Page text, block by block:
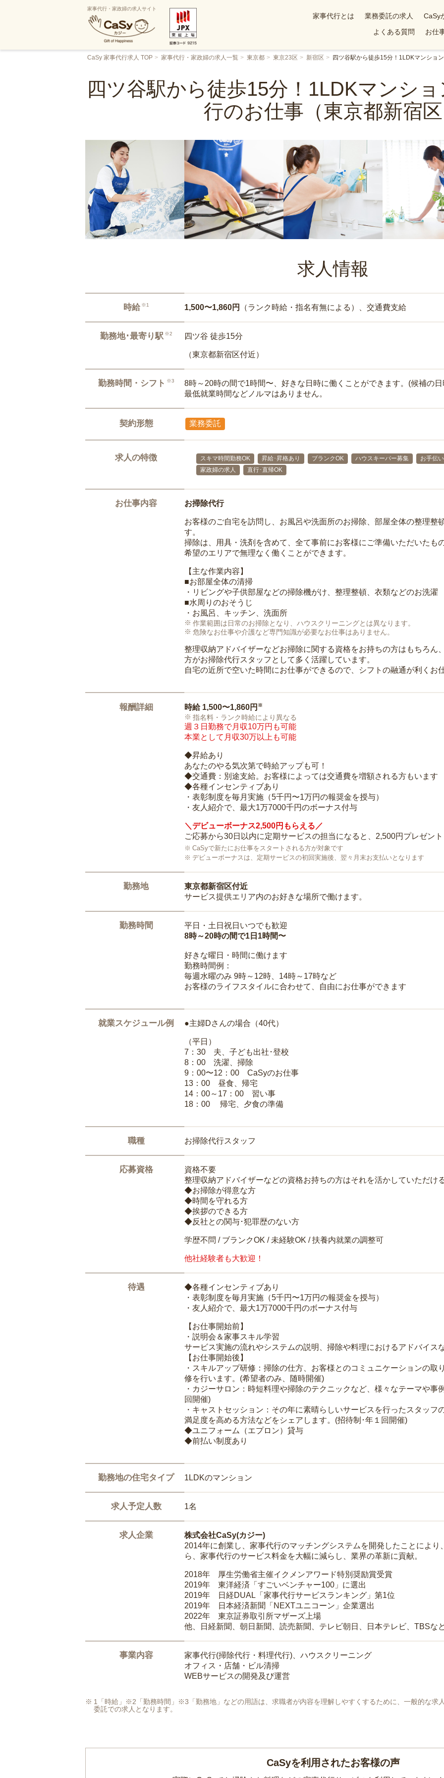
家事代行・家政婦の求人サイト
家事代行とは 業務委託の求人 CaSy
よくある質問
お仕
CaSy 家事代行求人 TOP 家事代行・家政婦の求人一覧 東京都 東京23区 新宿区 四ツ谷駅から徒歩15分！1LDKマンショ
四ツ谷駅から徒歩15分！1LDKマンシ
行のお仕事（東京都新宿区
求人情報
時給 ※1 1,500〜1,860円 （ランク時給・指名有無による）、交通費支給
勤務地･最寄り駅 ※2 四ツ谷 徒歩15分
（東京都新宿区付近）
勤務時間・シフト ※3
8時～20時の間で1時間〜、好きな日時に働くことができます。(候補の
最低就業時間などノルマはありません。
契約形態 業務委託
求人の特徴 スキマ時間勤務OK 昇給･昇格あり ブランクOK ハウスキーパー募集 お手伝
家政婦の求人
直行･直帰OK
お仕事内容 お掃除代行
お客様のご自宅を訪問し、お風呂や洗面所のお掃除、部屋全体の整理整
す。
掃除は、用具・洗剤を含めて、全て事前にお客様にご準備いただいたも
希望のエリアで無理なく働くことができます。
【主な作業内容】
■お部屋全体の清掃
・リビングや子供部屋などの掃除機がけ、整理整頓、衣類などのお洗濯
■水周りのおそうじ
・お風呂、キッチン、洗面所
作業範囲は日常のお掃除となり、ハウスクリーニングとは異なります。
危険なお仕事や介護など専門知識が必要なお仕事はありません。
整理収納アドバイザーなどお掃除に関する資格をお持ちの方はもちろん
方がお掃除代行スタッフとして多く活躍しています。
自宅の近所で空いた時間にお仕事ができるので、シフトの融通が利くお
報酬詳細 時給 1,500〜1,860円 ※
指名料・ランク時給により異なる
週３日勤務で月収10万円も可能
本業として月収30万以上も可能
◆昇給あり
あなたのやる気次第で時給アップも可！
◆交通費：別途支給。お客様によっては交通費を増額される方もいます
◆各種インセンティブあり
・表彰制度を毎月実施（5千円〜1万円の報奨金を授与）
・友人紹介で、最大1万7000千円のボーナス付与
＼デビューボーナス2,500円もらえる／
ご応募から30日以内に定期サービスの担当になると、2,500円プレゼント
CaSyで新たにお仕事をスタートされる方が対象です
デビューボーナスは、定期サービスの初回実施後、翌々月末お支払いとなります
勤務地
東京都新宿区付近
サービス提供エリア内のお好きな場所で働けます。
勤務時間
平日・土日祝日いつでも歓迎
8時～20時の間で1日1時間〜
好きな曜日・時間に働けます
勤務時間例：
毎週水曜のみ 9時～12時、14時～17時など
お客様のライフスタイルに合わせて、自由にお仕事ができます
就業スケジュール例 ●主婦Dさんの場合（40代）
（平日）
7：30 夫、子ども出社･登校
8：00 洗濯、掃除
9：00〜12：00 CaSyのお仕事
13：00 昼食、帰宅
14：00～17：00 習い事
18：00 帰宅、夕食の準備
職種 お掃除代行スタッフ
応募資格
資格不要
整理収納アドバイザーなどの資格お持ちの方はそれを活かしていただけ
◆お掃除が得意な方
◆時間を守れる方
◆挨拶のできる方
◆反社との関与･犯罪歴のない方
学歴不問 / ブランクOK / 未経験OK / 扶養内就業の調整可
他社経験者も大歓迎！
待遇
◆各種インセンティブあり
・表彰制度を毎月実施（5千円〜1万円の報奨金を授与）
・友人紹介で、最大1万7000千円のボーナス付与
【お仕事開始前】
・説明会＆家事スキル学習
サービス実施の流れやシステムの説明、掃除や料理におけるアドバイス
【お仕事開始後】
・スキルアップ研修：掃除の仕方、お客様とのコミュニケーションの
修を行います。(希望者のみ、随時開催)
・カジーサロン：時短料理や掃除のテクニックなど、様々なテーマや事
回開催)
・キャストセッション：その年に素晴らしいサービスを行ったスタッ
満足度を高める方法などをシェアします。(招待制･年１回開催)
◆ユニフォーム（エプロン）貸与
◆前払い制度あり
勤務地の住宅タイプ 1LDKのマンション
求人予定人数 1名
求人企業
株式会社CaSy(カジー)
2014年に創業し、家事代行のマッチングシステムを開発したことによ
ら、家事代行のサービス料金を大幅に減らし、業界の革新に貢献。
2018年 厚生労働省主催イクメンアワード特別奨励賞受賞
2019年 東洋経済「すごいベンチャー100」に選出
2019年 日経DUAL「家事代行サービスランキング」第1位
2019年 日本経済新聞「NEXTユニコーン」企業選出
2022年 東京証券取引所マザーズ上場
他、日経新聞、朝日新聞、読売新聞、テレビ朝日、日本テレビ、TBSな
事業内容
家事代行(掃除代行・料理代行)、ハウスクリーニング
オフィス・店舗・ビル清掃
WEBサービスの開発及び運営
1「時給」※2「勤務時間」※3「勤務地」などの用語は、求職者が内容を理解しやすくするために、一般的な求
委託での求人となります。
CaSyを利用されたお客様の声